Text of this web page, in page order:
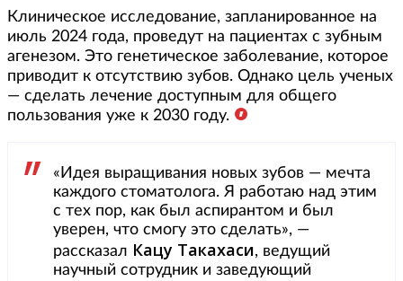
Клиническое исследование, запланированное на
июль 2024 года, проведут на пациентах с зубным
агенезом. Это генетическое заболевание, которое
приводит к отсутствию зубов. Однако цель ученых
— сделать лечение доступным для общего
пользования уже к 2030 году.
«Идея выращивания новых зубов — мечта
каждого стоматолога. Я работаю над этим
с тех пор, как был аспирантом и был
уверен, что смогу это сделать», —
рассказал Кацу Такахаси, ведущий
научный сотрудник и заведующий